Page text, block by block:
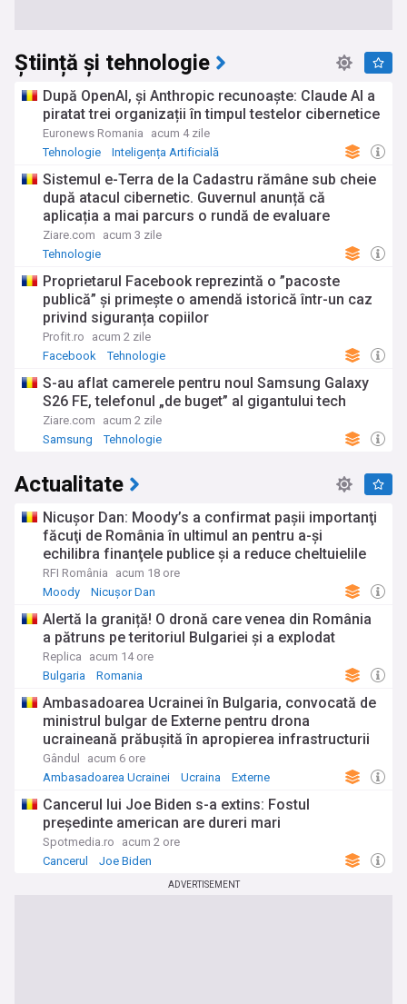
Știință și tehnologie
După OpenAI, și Anthropic recunoaște: Claude AI a
piratat trei organizații în timpul testelor cibernetice
Euronews Romania
acum 4 zile
Tehnologie
Inteligența Artificială
Sistemul e-Terra de la Cadastru rămâne sub cheie
după atacul cibernetic. Guvernul anunță că
aplicația a mai parcurs o rundă de evaluare
Ziare.com
acum 3 zile
Tehnologie
Proprietarul Facebook reprezintă o ”pacoste
publică” și primește o amendă istorică într-un caz
privind siguranța copiilor
Profit.ro
acum 2 zile
Facebook
Tehnologie
S-au aflat camerele pentru noul Samsung Galaxy
S26 FE, telefonul „de buget” al gigantului tech
Ziare.com
acum 2 zile
Samsung
Tehnologie
Actualitate
Nicuşor Dan: Moody’s a confirmat paşii importanţi
făcuţi de România în ultimul an pentru a-şi
echilibra finanţele publice şi a reduce cheltuielile
RFI România
acum 18 ore
Moody
Nicușor Dan
Alertă la graniță! O dronă care venea din România
a pătruns pe teritoriul Bulgariei și a explodat
Replica
acum 14 ore
Bulgaria
Romania
Ambasadoarea Ucrainei în Bulgaria, convocată de
ministrul bulgar de Externe pentru drona
ucraineană prăbușită în apropierea infrastructurii
critice
Gândul
acum 6 ore
Ambasadoarea Ucrainei
Ucraina Externe
Cancerul lui Joe Biden s-a extins: Fostul
președinte american are dureri mari
Spotmedia.ro
acum 2 ore
Cancerul
Joe Biden
ADVERTISEMENT